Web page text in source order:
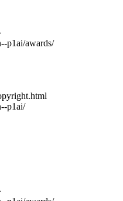
p1ai/awards/
p1ai/